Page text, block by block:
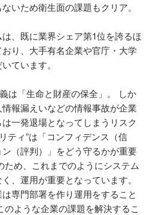
いため衛生面の課題もクリア。
、既に業界シェア第1位を誇るほ
り、大手有名企業や官庁・大学
ています。
は「生命と財産の保全」。 しか
報漏えいなどの情報事故が企業
一発退場となってしまうリスク
ティ”は「コンフィデンス（信
（評判）」をどう守るかが重要
め、これまでのようにシステム
、運用が重要となっています。
専門部署を作り運用をすること
のような企業の課題を解決するこ